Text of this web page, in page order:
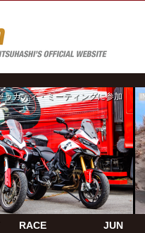
カティ・ミーティングに参加
RACE JUN